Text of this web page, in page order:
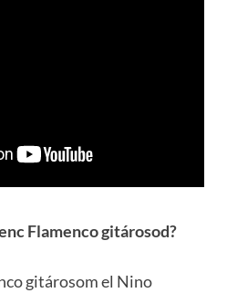
Flamenco gitárosod?
gitárosom el Nino